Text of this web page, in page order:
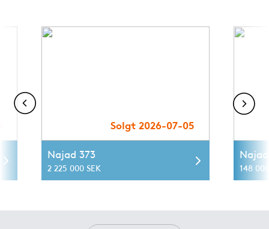
Solgt 2026-07-05
Najad 373
2 225 000 SEK 148